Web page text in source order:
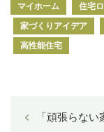
マイホーム 住宅
家づくりアイデア
高性能住宅
「頑張らな